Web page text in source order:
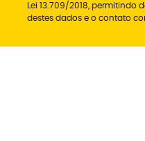
Lei 13.709/2018,
destes dados e o contato